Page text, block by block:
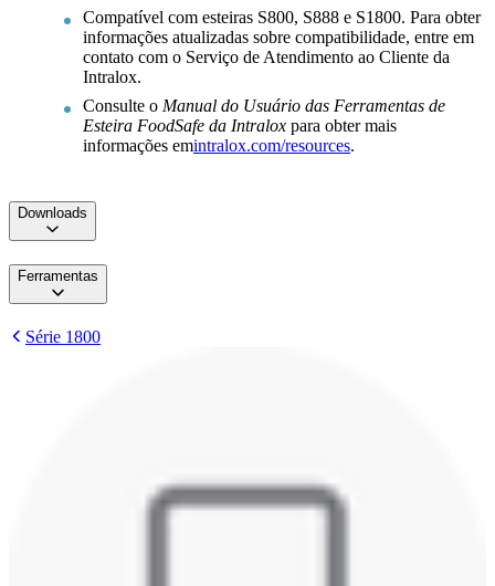
Compatível com esteiras S800, S888 e S1800. Para obter
informações atualizadas sobre compatibilidade, entre em
contato com o Serviço de Atendimento ao Cliente da
Intralox.
Consulte o Manual do Usuário das Ferramentas de
Esteira FoodSafe da Intralox para obter mais
informações emintralox.com/resources.
Downloads
Ferramentas
Série 1800